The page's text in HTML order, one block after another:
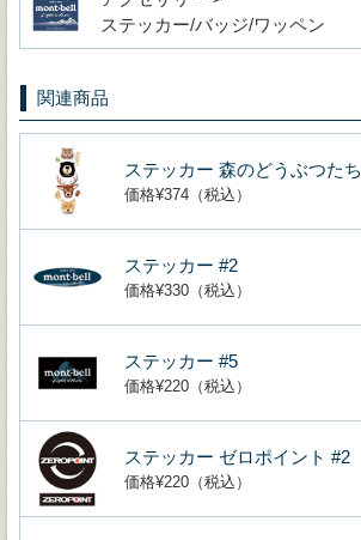
ステッカー/バッジ/ワッペン
関連商品
ステッカー 森のどうぶつたち
価格¥374（税込）
ステッカー #2
価格¥330（税込）
ステッカー #5
価格¥220（税込）
ステッカー ゼロポイント #2
価格¥220（税込）